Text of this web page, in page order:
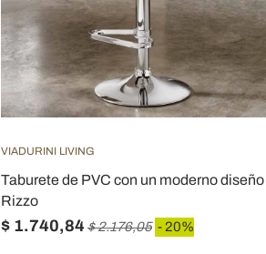
VIADURINI LIVING
Taburete de PVC con un moderno diseño
Rizzo
$ 1.740,84$ 2.176,05 - 20%